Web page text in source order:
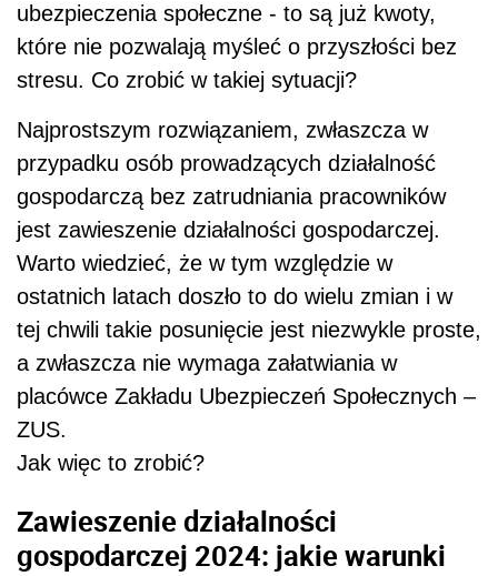
ubezpieczenia społeczne - to są już kwoty,
które nie pozwalają myśleć o przyszłości bez
stresu. Co zrobić w takiej sytuacji?
Najprostszym rozwiązaniem, zwłaszcza w
przypadku osób prowadzących działalność
gospodarczą bez zatrudniania pracowników
jest zawieszenie działalności gospodarczej.
Warto wiedzieć, że w tym względzie w
ostatnich latach doszło to do wielu zmian i w
tej chwili takie posunięcie jest niezwykle proste,
a zwłaszcza nie wymaga załatwiania w
placówce Zakładu Ubezpieczeń Społecznych –
ZUS.
Jak więc to zrobić?
Zawieszenie działalności
gospodarczej 2024: jakie warunki